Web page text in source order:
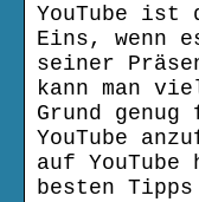
YouTube ist
Eins, wenn
seiner
kann man
Grund
YouTube
auf
besten